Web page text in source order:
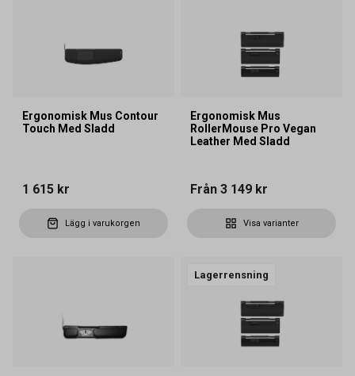
Ergonomisk Mus Contour
Touch Med Sladd
1 615 kr
Lägg i varukorgen
Ergonomisk Mus
RollerMouse Pro Vegan
Leather Med Sladd
Från 3 149 kr
Visa varianter
Lagerrensning